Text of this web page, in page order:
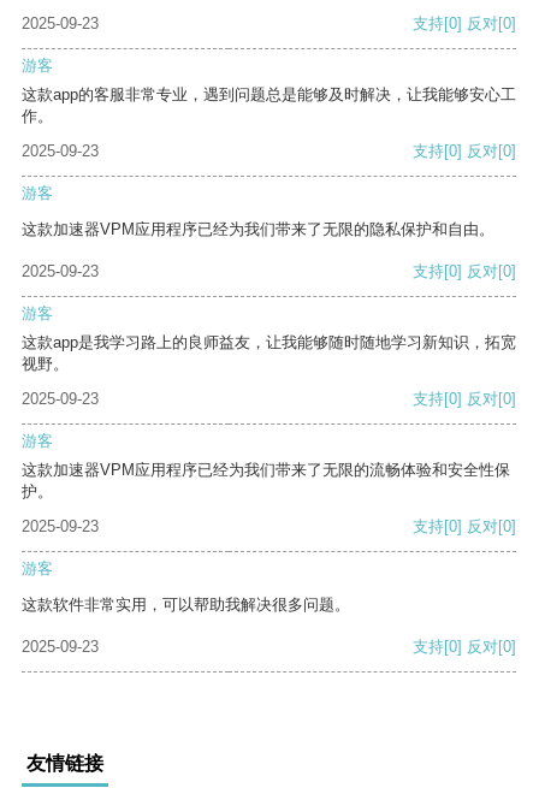
2025-09-23
支持[0] 反对[0]
游客
这款app的客服非常专业，遇到问题总是能够及时解决，让我能够安心工
作。
2025-09-23
支持[0] 反对[0]
游客
这款加速器VPM应用程序已经为我们带来了无限的隐私保护和自由。
2025-09-23 支持[0] 反对[0]
游客
这款app是我学习路上的良师益友，让我能够随时随地学习新知识，拓宽
视野。
2025-09-23
支持[0] 反对[0]
游客
这款加速器VPM应用程序已经为我们带来了无限的流畅体验和安全性保
护。
2025-09-23
支持[0] 反对[0]
游客
这款软件非常实用，可以帮助我解决很多问题。
2025-09-23 支持[0] 反对[0]
友情链接